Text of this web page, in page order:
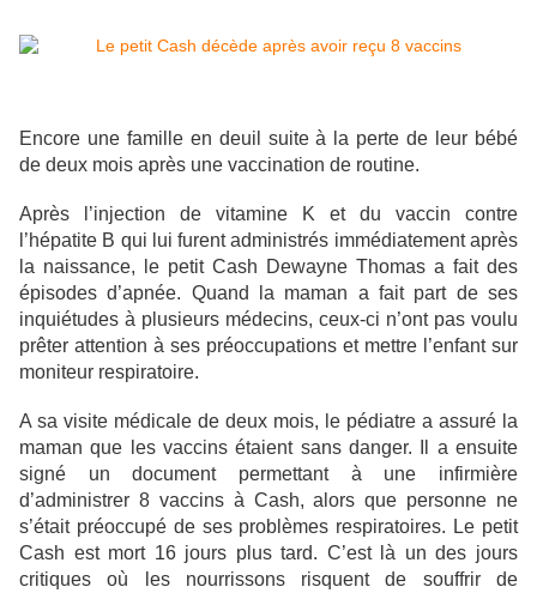
Encore une famille en deuil suite à la perte de leur bébé
de deux mois après une vaccination de routine.
Après l’injection de vitamine K et du vaccin contre
l’hépatite B qui lui furent administrés immédiatement après
la naissance, le petit Cash Dewayne Thomas a fait des
épisodes d’apnée. Quand la maman a fait part de ses
inquiétudes à plusieurs médecins, ceux-ci n’ont pas voulu
prêter attention à ses préoccupations et mettre l’enfant sur
moniteur respiratoire.
A sa visite médicale de deux mois, le pédiatre a assuré la
maman que les vaccins étaient sans danger. Il a ensuite
signé un document permettant à une infirmière
d’administrer 8 vaccins à Cash, alors que personne ne
s’était préoccupé de ses problèmes respiratoires. Le petit
Cash est mort 16 jours plus tard. C’est là un des jours
critiques où les nourrissons risquent de souffrir de